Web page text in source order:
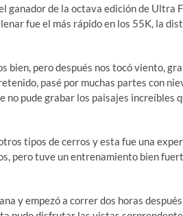
ganador de la octava edición de Ultra
fue el más rápido en los 55K, la
pero después nos tocó viento,
pasé por muchas partes con
pude grabar los paisajes increíbles
tipos de cerros y esta fue una
pero tuve un entrenamiento bien
y empezó a correr dos horas